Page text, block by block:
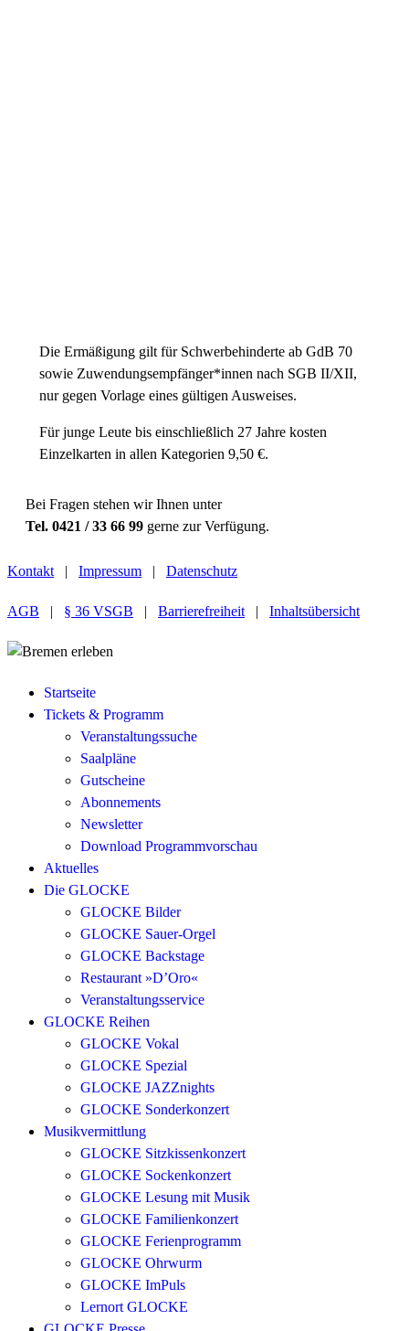
Die Ermäßigung gilt für Schwerbehinderte ab GdB 70
sowie Zuwendungsempfänger*innen nach SGB II/XII,
nur gegen Vorlage eines gültigen Ausweises.
Für junge Leute bis einschließlich 27 Jahre kosten
Einzelkarten in allen Kategorien 9,50 €.
Bei Fragen stehen wir Ihnen unter
Tel. 0421 / 33 66 99 gerne zur Verfügung.
Kontakt | Impressum | Datenschutz
AGB | § 36 VSGB | Barrierefreiheit | Inhaltsübersicht
Startseite
Tickets & Programm
Veranstaltungssuche
Saalpläne
Gutscheine
Abonnements
Newsletter
Download Programmvorschau
Aktuelles
Die GLOCKE
GLOCKE Bilder
GLOCKE Sauer-Orgel
GLOCKE Backstage
Restaurant »D’Oro«
Veranstaltungsservice
GLOCKE Reihen
GLOCKE Vokal
GLOCKE Spezial
GLOCKE JAZZnights
GLOCKE Sonderkonzert
Musikvermittlung
GLOCKE Sitzkissenkonzert
GLOCKE Sockenkonzert
GLOCKE Lesung mit Musik
GLOCKE Familienkonzert
GLOCKE Ferienprogramm
GLOCKE Ohrwurm
GLOCKE ImPuls
Lernort GLOCKE